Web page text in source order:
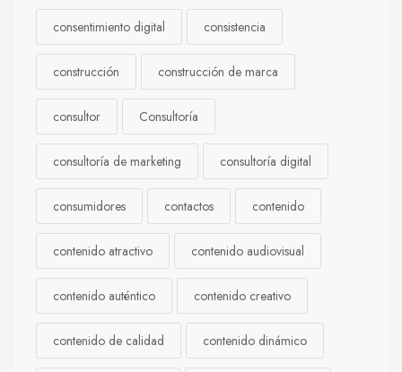
consentimiento digital consistencia
construcción construcción de marca
consultor Consultoría
consultoría de marketing consultoría digital
consumidores contactos contenido
contenido atractivo contenido audiovisual
contenido auténtico contenido creativo
contenido de calidad contenido dinámico